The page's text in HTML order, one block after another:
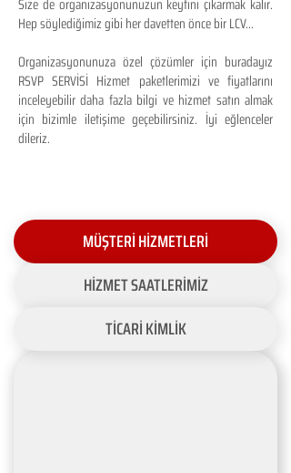
Size de organizasyonunuzun keyfini çıkarmak kalır.
Hep söylediğimiz gibi her davetten önce bir LCV...
Organizasyonunuza özel çözümler için buradayız
RSVP SERVİSİ Hizmet paketlerimizi ve fiyatlarını
inceleyebilir daha fazla bilgi ve hizmet satın almak
için bizimle iletişime geçebilirsiniz. İyi eğlenceler
dileriz.
MÜŞTERİ HİZMETLERİ
HİZMET SAATLERİMİZ
TİCARİ KİMLİK